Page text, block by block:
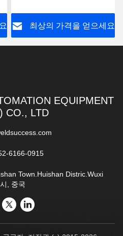
최상의 가격을 얻으세요
EQUIPMENT
CO., LTD
6166-0915
Town.Huishan Distric.Wuxi
, 중국